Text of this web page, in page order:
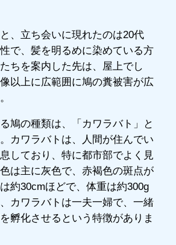
、立ち会いに現れたのは20代
で、髪を明るめに染めている方
ちを案内した先は、屋上でし
以上に広範囲に鳩の糞被害が広
鳩の種類は、「カワラバト」と
カワラバトは、人間が住んでい
しており、特に都市部でよく見
は主に灰色で、赤褐色の斑点が
約30cmほどで、体重は約300g
カワラバトは一夫一婦で、一緒
孵化させるという特徴がありま